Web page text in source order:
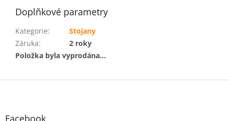
Doplňkové parametry
Kategorie:
Stojany
Záruka:
2 roky
Položka byla vyprodána…
Z
Facebook